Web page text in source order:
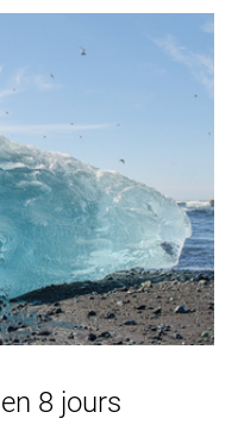
8 jours